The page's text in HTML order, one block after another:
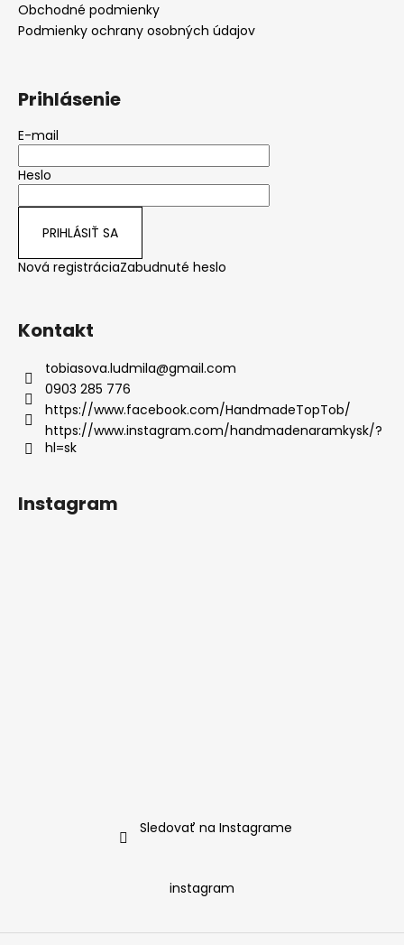
Obchodné podmienky
Podmienky ochrany osobných údajov
Prihlásenie
E-mail
Heslo
PRIHLÁSIŤ SA
Nová registráciaZabudnuté heslo
Kontakt
tobiasova.ludmila@gmail.com
0903 285 776
https://www.facebook.com/HandmadeTopTob/
https://www.instagram.com/handmadenaramkysk/?
hl=sk
Instagram
Sledovať na Instagrame
instagram